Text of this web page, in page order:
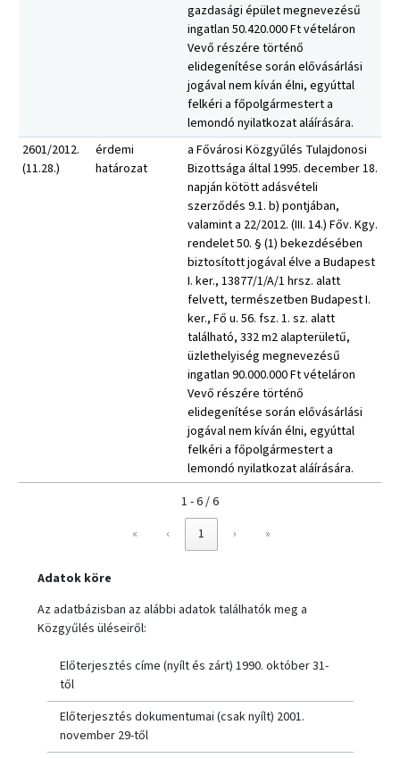
gazdasági épület megnevezésű
ingatlan 50.420.000 Ft vételáron
Vevő részére történő
elidegenítése során elővásárlási
jogával nem kíván élni, egyúttal
felkéri a főpolgármestert a
lemondó nyilatkozat aláírására.
2601/2012.
(11.28.)
érdemi
határozat
a Fővárosi Közgyűlés Tulajdonosi
Bizottsága által 1995. december 18.
napján kötött adásvételi
szerződés 9.1. b) pontjában,
valamint a 22/2012. (III. 14.) Főv. Kgy.
rendelet 50. § (1) bekezdésében
biztosított jogával élve a Budapest
I. ker., 13877/1/A/1 hrsz. alatt
felvett, természetben Budapest I.
ker., Fő u. 56. fsz. 1. sz. alatt
található, 332 m2 alapterületű,
üzlethelyiség megnevezésű
ingatlan 90.000.000 Ft vételáron
Vevő részére történő
elidegenítése során elővásárlási
jogával nem kíván élni, egyúttal
felkéri a főpolgármestert a
lemondó nyilatkozat aláírására.
1 - 6 / 6
«
‹ 1 › »
Adatok köre
Az adatbázisban az alábbi adatok találhatók meg a
Közgyűlés üléseiről:
Előterjesztés címe (nyílt és zárt) 1990. október 31-
től
Előterjesztés dokumentumai (csak nyílt) 2001.
november 29-től